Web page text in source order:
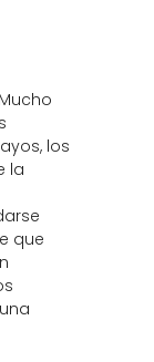
los
la
que